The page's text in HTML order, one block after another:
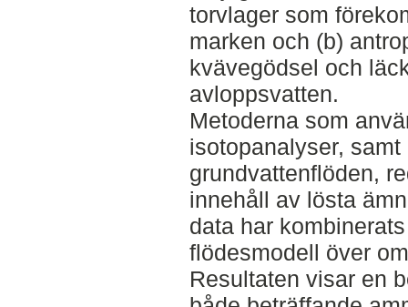
torvlager som
marken och (b)
kvävegödsel och
avloppsvatten.
Metoderna som
isotopanalyser,
grundvattenflöden,
innehåll av lösta
data har
flödesmodell över
Resultaten visar en